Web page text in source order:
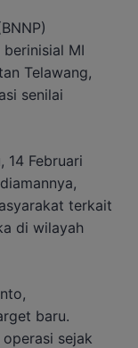
MI
Telawang,
senilai
14 Februari
terkait
di wilayah
baru.
sejak